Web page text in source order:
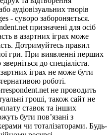
аудіовізуальних творів
- суворо забороняється.
призначені для осіб
в азартних іграх може
Дотримуйтесь правил
гри. При виявленні перших
до спеціаліста.
іграх не може бути
роботі.
не проводить
гроші, також сайт не
ставок та інших
бути пов’язані з
чи тоталізаторами. Будь-